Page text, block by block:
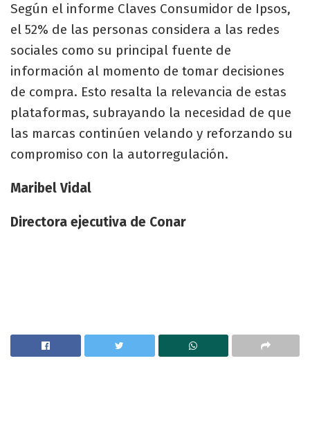
Según el informe Claves Consumidor de Ipsos,
el 52% de las personas considera a las redes
sociales como su principal fuente de
información al momento de tomar decisiones
de compra. Esto resalta la relevancia de estas
plataformas, subrayando la necesidad de que
las marcas continúen velando y reforzando su
compromiso con la autorregulación.
Maribel Vidal
Directora ejecutiva de Conar